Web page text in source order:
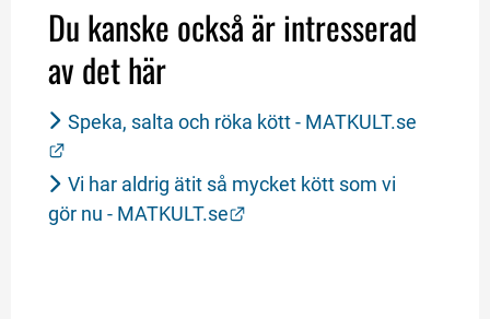
Du kanske också är intresserad
av det här
Speka, salta och röka kött - MATKULT.se
Länk till annan webbplats.
Vi har aldrig ätit så mycket kött som vi
gör nu - MATKULT.se
Länk till annan webbplats.